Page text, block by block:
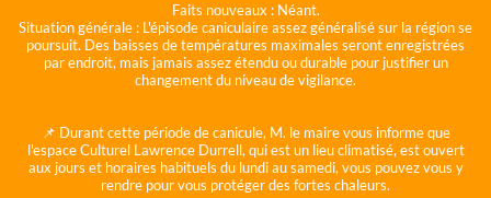
Faits nouveaux : Néant.
Situation générale : L'épisode caniculaire assez généralisé sur la région se
poursuit. Des baisses de températures maximales seront enregistrées
par endroit, mais jamais assez étendu ou durable pour justifier un
changement du niveau de vigilance.
📌 Durant cette période de canicule, M. le maire vous informe que
l'espace Culturel Lawrence Durrell, qui est un lieu climatisé, est ouvert
aux jours et horaires habituels du lundi au samedi, vous pouvez vous y
rendre pour vous protéger des fortes chaleurs.